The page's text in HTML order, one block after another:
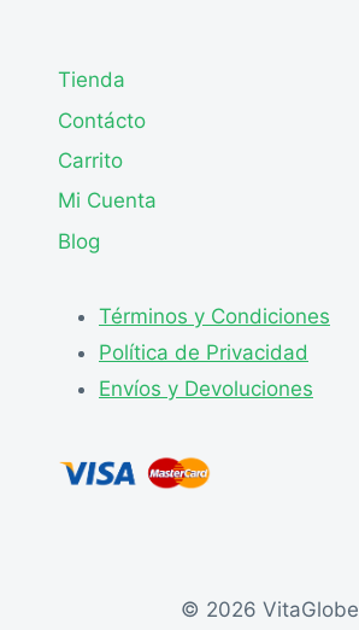
Tienda
Contácto
Carrito
Mi Cuenta
Blog
Términos y Condiciones
Política de Privacidad
Envíos y Devoluciones
© 2026 VitaGlobe